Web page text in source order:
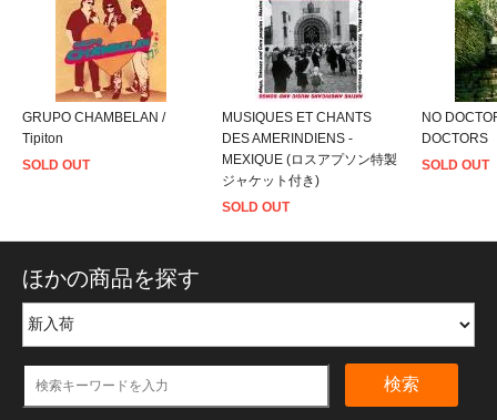
GRUPO CHAMBELAN /
Tipiton
SOLD OUT
MUSIQUES ET CHANTS
DES AMERINDIENS -
MEXIQUE (ロスアプソン特製
ジャケット付き)
SOLD OUT
NO
DOCTORS
SOLD OUT
ほかの商品を探す
検索